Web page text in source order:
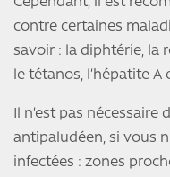
contre certaines
savoir : la diphtérie, la
le tétanos, l’hépatite A
Il n’est pas
antipaludéen, si vous
infectées : zones